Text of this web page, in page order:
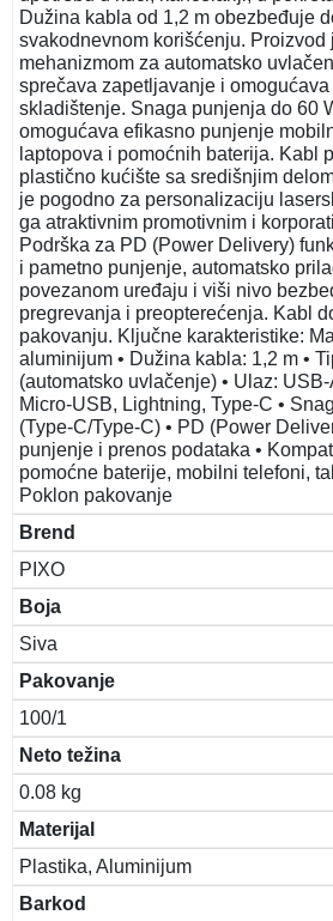
Dužina kabla od 1,2 m obezbeđuje
svakodnevnom korišćenju. Proizvod
mehanizmom za automatsko
sprečava zapetljavanje i
skladištenje. Snaga punjenja do 60
omogućava efikasno punjenje
laptopova i pomoćnih baterija. Kabl
plastično kućište sa središnjim
je pogodno za personalizaciju
ga atraktivnim promotivnim i
Podrška za PD (Power Delivery)
i pametno punjenje, automatsko
povezanom uređaju i viši nivo
pregrevanja i preopterećenja. Kabl
pakovanju. Ključne karakteristike:
aluminijum • Dužina kabla: 1,2 m •
(automatsko uvlačenje) • Ulaz:
Micro-USB, Lightning, Type-C •
(Type-C/Type-C) • PD (Power
punjenje i prenos podataka •
pomoćne baterije, mobilni telefoni,
Poklon pakovanje
Brend
PIXO
Boja
Siva
Pakovanje
100/1
Neto težina
0.08 kg
Materijal
Plastika, Aluminijum
Barkod